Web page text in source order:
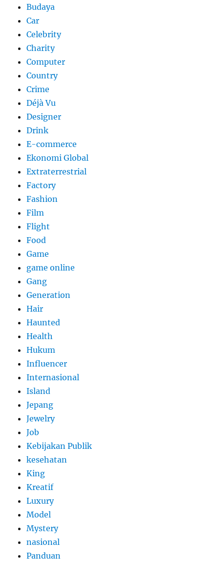
Budaya
Car
Celebrity
Charity
Computer
Country
Crime
Déjà Vu
Designer
Drink
E-commerce
Ekonomi Global
Extraterrestrial
Factory
Fashion
Film
Flight
Food
Game
game online
Gang
Generation
Hair
Haunted
Health
Hukum
Influencer
Internasional
Island
Jepang
Jewelry
Job
Kebijakan Publik
kesehatan
King
Kreatif
Luxury
Model
Mystery
nasional
Panduan